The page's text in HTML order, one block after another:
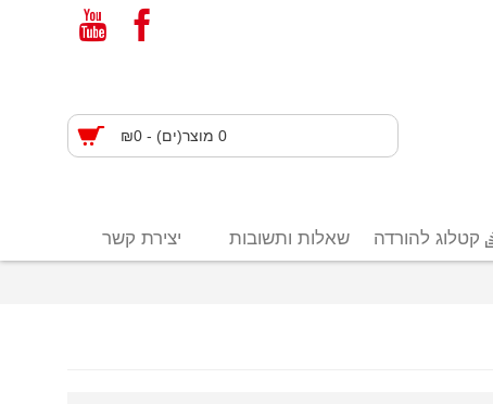
0 מוצר(ים) - ₪0
קטלוג להורדה שאלות ותשובות יצירת קשר